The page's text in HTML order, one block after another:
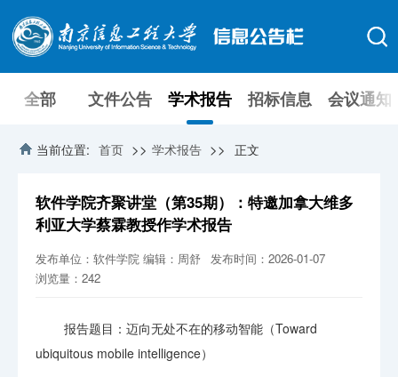
全部 文件公告 学术报告 招标信息 会议通知
当前位置: 首页 >> 学术报告 >> 正文
软件学院齐聚讲堂（第35期）：特邀加拿大维多
利亚大学蔡霖教授作学术报告
发布单位：软件学院 编辑：周舒 发布时间：2026-01-07
浏览量：242
报告题目：迈向无处不在的移动智能（Toward
ubiquitous mobile intelligence）